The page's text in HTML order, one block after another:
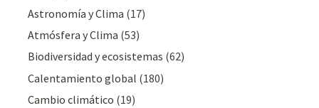
Astronomía y Clima (17)
Atmósfera y Clima (53)
Biodiversidad y ecosistemas (62)
Calentamiento global (180)
Cambio climático (19)